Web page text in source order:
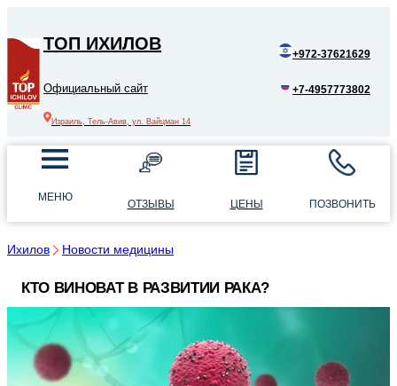
ТОП ИХИЛОВ
Официальный сайт
Израиль, Тель-Авив, ул. Вайцман 14
+972-37621629
+7-4957773802
МЕНЮ
ОТЗЫВЫ ЦЕНЫ ПОЗВОНИТЬ
Ихилов Новости медицины
КТО ВИНОВАТ В РАЗВИТИИ РАКА?